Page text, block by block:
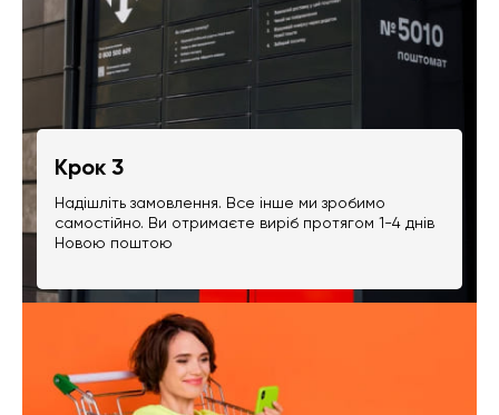
Крок 3
Надішліть замовлення. Все інше ми зробимо
самостійно. Ви отримаєте виріб протягом 1-4 днів
Новою поштою